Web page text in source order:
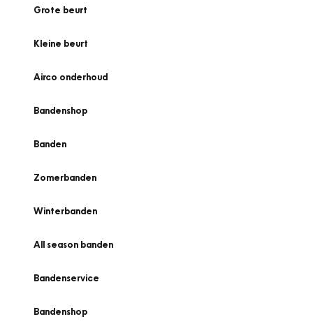
Grote beurt
Kleine beurt
Airco onderhoud
Bandenshop
Banden
Zomerbanden
Winterbanden
All season banden
Bandenservice
Bandenshop